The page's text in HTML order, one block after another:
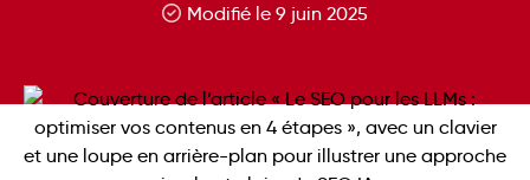
Modifié le 9 juin 2025